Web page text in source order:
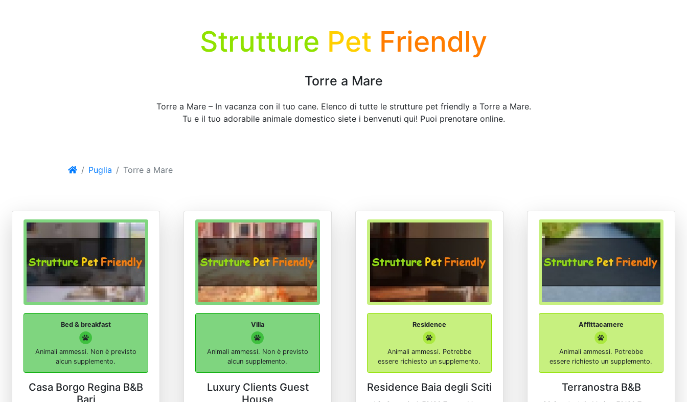
Strutture Pet Friendly
Torre a Mare
Torre a Mare – In vacanza con il tuo cane. Elenco di tutte le strutture pet friendly a Torre a Mare.
Tu e il tuo adorabile animale domestico siete i benvenuti qui! Puoi prenotare online.
Puglia Torre a Mare
Bed & breakfast
Animali ammessi. Non è previsto
alcun supplemento.
Casa Borgo Regina B&B
Bari
Villa
Animali ammessi. Non è previsto
alcun supplemento.
Luxury Clients Guest
House
Residence
Animali ammessi. Potrebbe
essere richiesto un supplemento.
Residence Baia degli Sciti
Affittacamere
Animali ammessi. Potrebbe
essere richiesto un supplemento.
Terranostra B&B